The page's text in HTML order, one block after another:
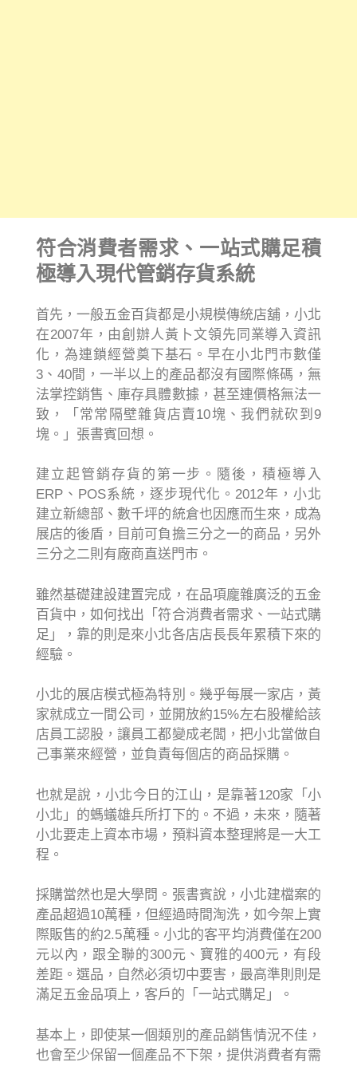
符合消費者需求、一站式購足積
極導入現代管銷存貨系統
首先，一般五金百貨都是小規模傳統店舖，小北
在2007年，由創辦人黃卜文領先同業導入資訊
化，為連鎖經營奠下基石。早在小北門市數僅
3、40間，一半以上的產品都沒有國際條碼，無
法掌控銷售、庫存具體數據，甚至連價格無法一
致，「常常隔壁雜貨店賣10塊、我們就砍到9
塊。」張書賓回想。
建立起管銷存貨的第一步。隨後，積極導入
ERP、POS系統，逐步現代化。2012年，小北
建立新總部、數千坪的統倉也因應而生來，成為
展店的後盾，目前可負擔三分之一的商品，另外
三分之二則有廠商直送門市。
雖然基礎建設建置完成，在品項龐雜廣泛的五金
百貨中，如何找出「符合消費者需求、一站式購
足」，靠的則是來小北各店店長長年累積下來的
經驗。
小北的展店模式極為特別。幾乎每展一家店，黃
家就成立一間公司，並開放約15%左右股權給該
店員工認股，讓員工都變成老闆，把小北當做自
己事業來經營，並負責每個店的商品採購。
也就是說，小北今日的江山，是靠著120家「小
小北」的螞蟻雄兵所打下的。不過，未來，隨著
小北要走上資本市場，預料資本整理將是一大工
程。
採購當然也是大學問。張書賓說，小北建檔案的
產品超過10萬種，但經過時間淘洗，如今架上實
際販售的約2.5萬種。小北的客平均消費僅在200
元以內，跟全聯的300元、寶雅的400元，有段
差距。選品，自然必須切中要害，最高準則則是
滿足五金品項上，客戶的「一站式購足」。
基本上，即使某一個類別的產品銷售情況不佳，
也會至少保留一個產品不下架，提供消費者有需